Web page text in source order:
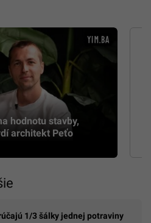
hodnotu stavby,
architekt Peťo
1/3 šálky jednej potraviny